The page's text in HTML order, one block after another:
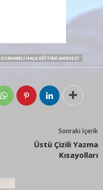
OSMANELI HALK EĞITIMI MERKEZI
Sonraki İçerik
Üstü Çizili Yazma
Kısayolları